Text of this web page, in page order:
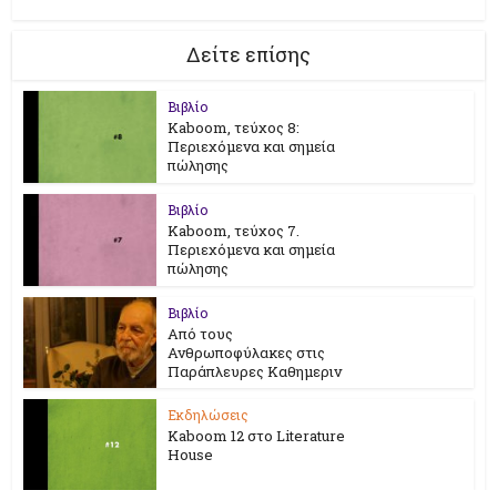
Δείτε επίσης
Βιβλίο
Kaboom, τεύχος 8:
Περιεχόμενα και σημεία
πώλησης
Βιβλίο
Kaboom, τεύχος 7.
Περιεχόμενα και σημεία
πώλησης
Βιβλίο
Από τους
Ανθρωποφύλακες στις
Παράπλευρες Καθημεριν
Εκδηλώσεις
Kaboom 12 στο Literature
House